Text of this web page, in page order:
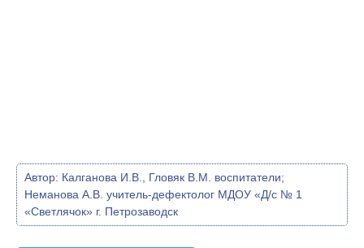
Автор: Калганова И.В., Гловяк В.М. воспитатели;
Неманова А.В. учитель-дефектолог МДОУ «Д/c № 1
«Светлячок» г. Петрозаводск